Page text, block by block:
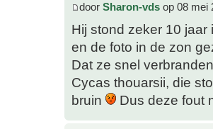
door Sharon-vds op 08 mei
Hij stond zeker 10
en de foto in de zon
Dat ze snel
Cycas thouarsii, die
bruin
Dus deze fout